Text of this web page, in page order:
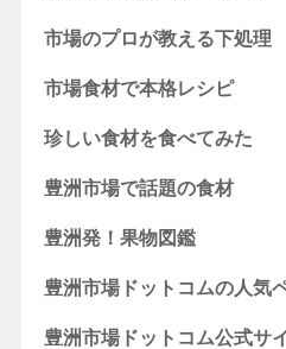
市場のプロが教える下処理
市場食材で本格レシピ
珍しい食材を食べてみた
豊洲市場で話題の食材
豊洲発！果物図鑑
豊洲市場ドットコムの人気
豊洲市場ドットコム公式サ